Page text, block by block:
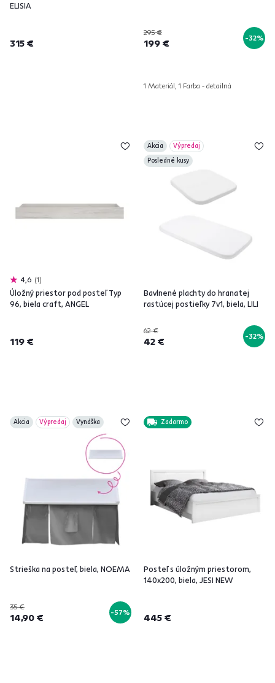
ELISIA
315 €
295 €
199 € -32%
1 Materiál, 1 Farba - detailná
4,6 1
Úložný priestor pod posteľ Typ
96, biela craft, ANGEL
119 €
Akcia
Výpredaj
Posledné kusy
Bavlnené plachty do hranatej
rastúcej postieľky 7v1, biela, LILI
62 €
42 € -32%
Akcia Výpredaj Vynáška
Strieška na posteľ, biela, NOEMA
35 €
14,90 € -57%
Zadarmo
Posteľ s úložným priestorom,
140x200, biela, JESI NEW
445 €